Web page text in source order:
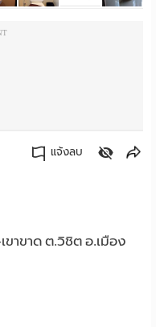
แจ้งลบ
ขาขาด ต.วิชิต อ.เมือง